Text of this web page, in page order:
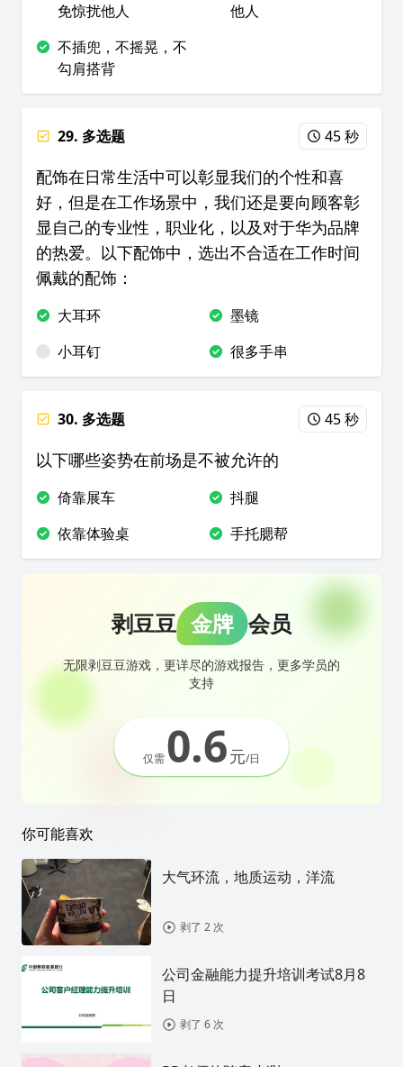
免惊扰他人
他人
不插兜，不摇晃，不
勾肩搭背
29. 多选题 45 秒
配饰在日常生活中可以彰显我们的个性和喜
好，但是在工作场景中，我们还是要向顾客彰
显自己的专业性，职业化，以及对于华为品牌
的热爱。以下配饰中，选出不合适在工作时间
佩戴的配饰：
大耳环
墨镜
小耳钉
很多手串
30. 多选题 45 秒
以下哪些姿势在前场是不被允许的
倚靠展车
抖腿
依靠体验桌
手托腮帮
剥豆豆 金牌 会员
无限剥豆豆游戏，更详尽的游戏报告，更多学员的
支持
仅需0.6元/日
你可能喜欢
大气环流，地质运动，洋流
剥了 2 次
公司金融能力提升培训考试8月8
日
剥了 6 次